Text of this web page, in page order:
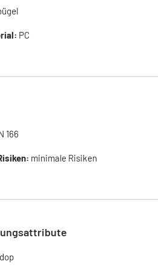
PC
166
minimale Risiken